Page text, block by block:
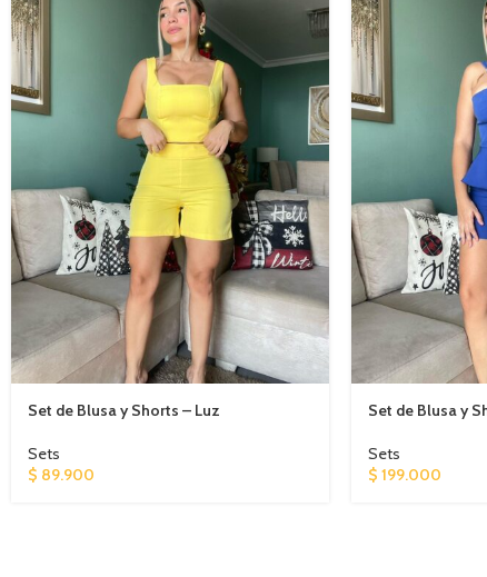
Set de Blusa y Shorts – Luz
Sets
$ 89.900
Set de Blusa y
Sets
$ 199.000